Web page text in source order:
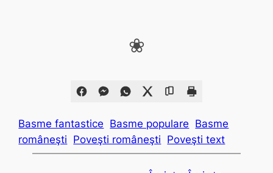
❀
Basme fantastice Basme populare Basme
româneşti Poveşti româneşti Poveşti text